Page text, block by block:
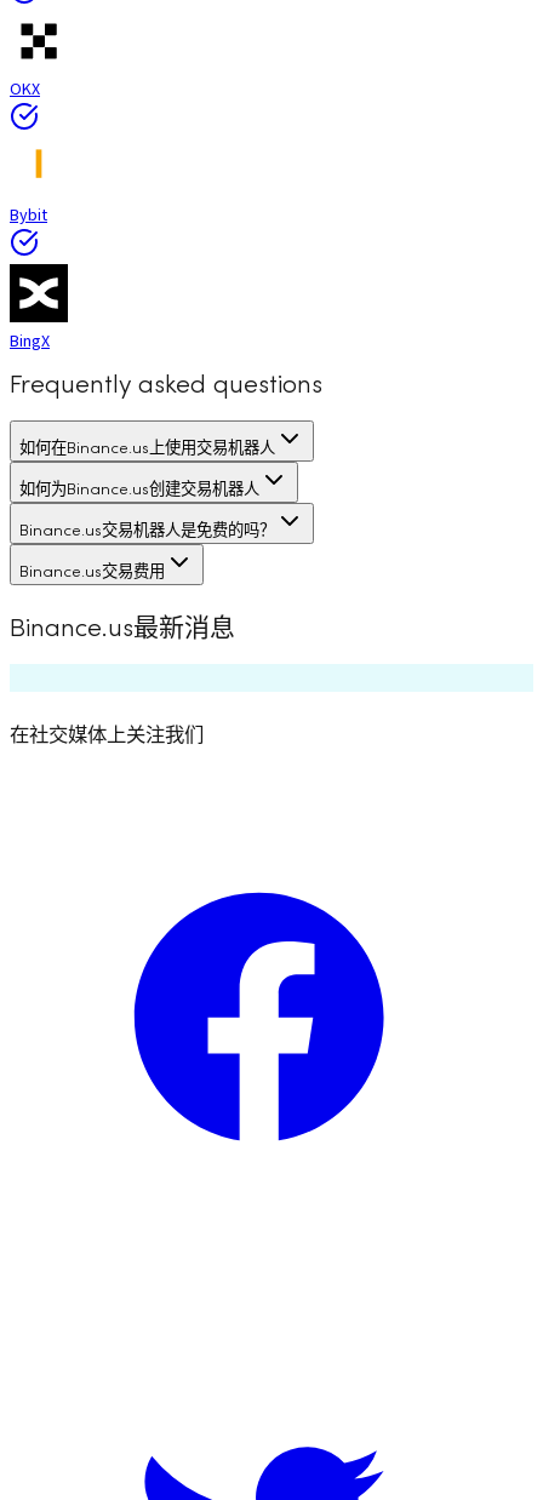
OKX
Bybit
BingX
Frequently asked questions
如何在Binance.us上使用交易机器人
如何为Binance.us创建交易机器人
Binance.us交易机器人是免费的吗？
Binance.us交易费用
Binance.us最新消息
在社交媒体上关注我们